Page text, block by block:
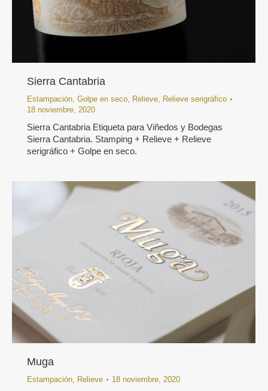
Sierra Cantabria
Estampación, Golpe en seco, Relieve, Relieve serigráfico
18 noviembre, 2020
Sierra Cantabria Etiqueta para Viñedos y Bodegas
Sierra Cantabria. Stamping + Relieve + Relieve
serigráfico + Golpe en seco.
Muga
Estampación, Relieve 18 noviembre, 2020